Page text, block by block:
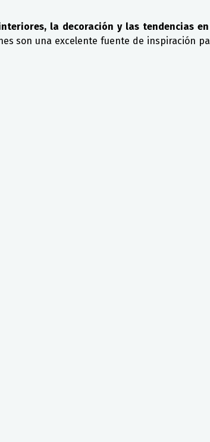
la decoración y las tendencias en
son una excelente fuente de inspiración